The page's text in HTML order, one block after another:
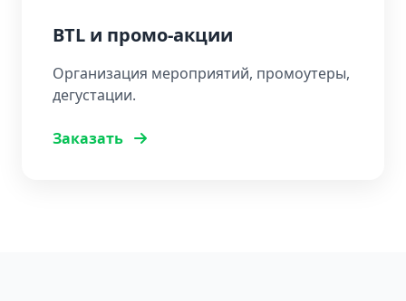
BTL и промо-акции
Организация мероприятий, промоутеры,
дегустации.
Заказать